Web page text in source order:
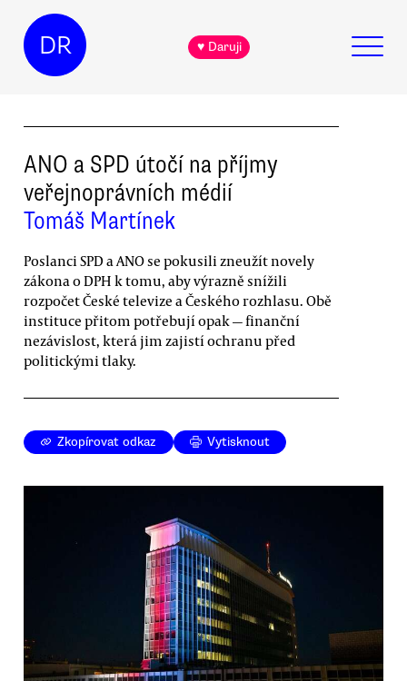
DR ♥ Daruji
ANO a SPD útočí na příjmy
veřejnoprávních médií
Tomáš Martínek
Poslanci SPD a ANO se pokusili zneužít novely
zákona o DPH k tomu, aby výrazně snížili
rozpočet České televize a Českého rozhlasu. Obě
instituce přitom potřebují opak — finanční
nezávislost, která jim zajistí ochranu před
politickými tlaky.
Zkopírovat odkaz Vytisknout